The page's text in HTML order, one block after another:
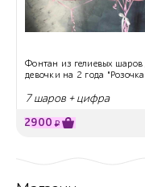
Фонтан из гелиевых шаров
девочки на 2 года
7 шаров + цифра
2900 ₽